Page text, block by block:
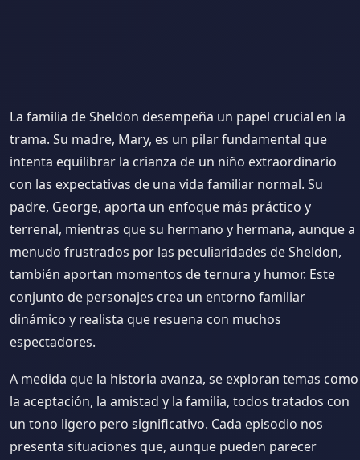
La familia de Sheldon desempeña un papel crucial en la
trama. Su madre, Mary, es un pilar fundamental que
intenta equilibrar la crianza de un niño extraordinario
con las expectativas de una vida familiar normal. Su
padre, George, aporta un enfoque más práctico y
terrenal, mientras que su hermano y hermana, aunque a
menudo frustrados por las peculiaridades de Sheldon,
también aportan momentos de ternura y humor. Este
conjunto de personajes crea un entorno familiar
dinámico y realista que resuena con muchos
espectadores.
A medida que la historia avanza, se exploran temas como
la aceptación, la amistad y la familia, todos tratados con
un tono ligero pero significativo. Cada episodio nos
presenta situaciones que, aunque pueden parecer